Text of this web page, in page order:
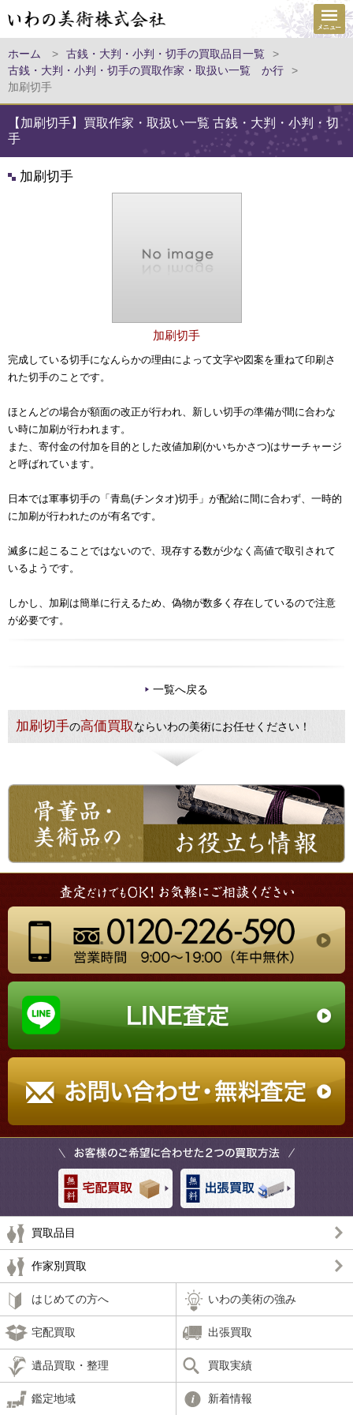
ホーム > 古銭・大判・小判・切手の買取品目一覧
>
古銭・大判・小判・切手の買取作家・取扱い一覧 か行
>
加刷切手
【加刷切手】買取作家・取扱い一覧 古銭・大判・小判・切
手
加刷切手
加刷切手
完成している切手になんらかの理由によって文字や図案を重ねて印刷さ
れた切手のことです。
ほとんどの場合が額面の改正が行われ、新しい切手の準備が間に合わな
い時に加刷が行われます。
また、寄付金の付加を目的とした改値加刷(かいちかさつ)はサーチャージ
と呼ばれています。
日本では軍事切手の「青島(チンタオ)切手」が配給に間に合わず、一時的
に加刷が行われたのが有名です。
滅多に起こることではないので、現存する数が少なく高値で取引されて
いるようです。
しかし、加刷は簡単に行えるため、偽物が数多く存在しているので注意
が必要です。
一覧へ戻る
加刷切手の高価買取ならいわの美術にお任せください！
買取品目
作家別買取
はじめての方へ いわの美術の強み
宅配買取 出張買取
遺品買取・整理 買取実績
鑑定地域 新着情報